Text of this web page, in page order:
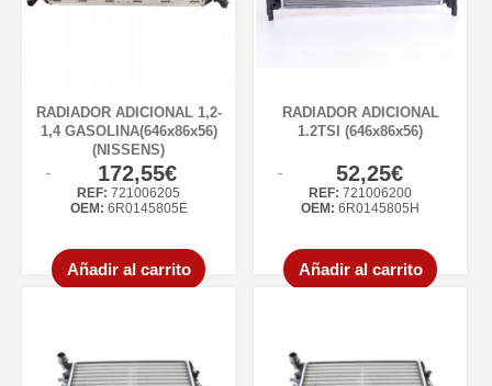
RADIADOR ADICIONAL 1,2-
1,4 GASOLINA(646x86x56)
(NISSENS)
172,55€
REF: 721006205
OEM: 6R0145805E
Añadir al carrito
RADIADOR ADICIONAL
1.2TSI (646x86x56)
52,25€
REF: 721006200
OEM: 6R0145805H
Añadir al carrito